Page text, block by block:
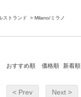
ストランド > Milano/ミラノ
おすすめ順 価格順 新着順
< Prev Next >